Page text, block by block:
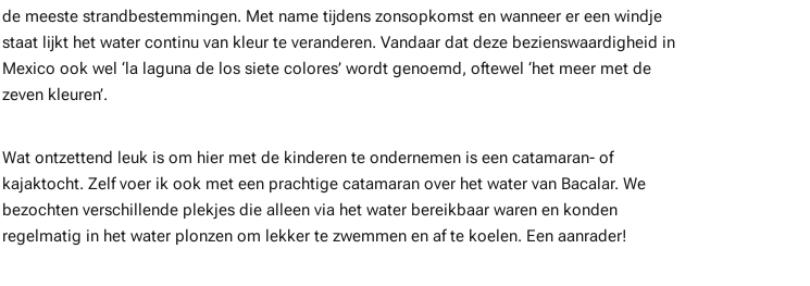
de meeste strandbestemmingen. Met name tijdens zonsopkomst en wanneer er een windje
staat lijkt het water continu van kleur te veranderen. Vandaar dat deze bezienswaardigheid in
Mexico ook wel ‘la laguna de los siete colores’ wordt genoemd, oftewel ‘het meer met de
zeven kleuren’.
Wat ontzettend leuk is om hier met de kinderen te ondernemen is een catamaran- of
kajaktocht. Zelf voer ik ook met een prachtige catamaran over het water van Bacalar. We
bezochten verschillende plekjes die alleen via het water bereikbaar waren en konden
regelmatig in het water plonzen om lekker te zwemmen en af te koelen. Een aanrader!